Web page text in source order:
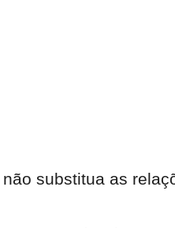
substitua as